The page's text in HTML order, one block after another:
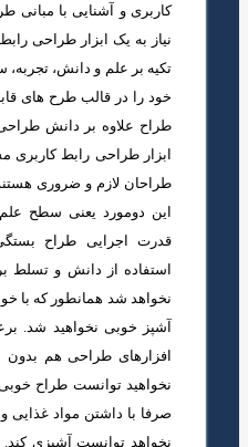
کاربری و آشنایی با مبانی
نیاز به یک ابزار طراحی
تکیه بر علم و دانش، تجربه،
خود را در قالب طرح های
طراح علاوه بر دانش
ابزار طراحی رابط کاربری
طراحان لازم و ضروری
این دومورد یعنی سطح
قدرت اجرایی طراح
استفاده از دانش و
نخواهد شد همانطور که با
آشپز خوبی نخواهید شد.
افزارهای طراحی هم
نخواهید توانست طراح
صرفا با داشتن مواد غذایی
نخواهد توانست آشپزی